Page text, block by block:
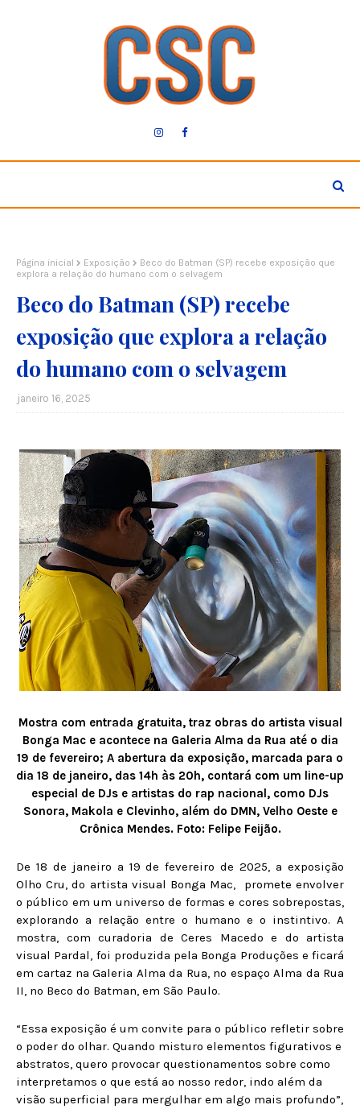
Página inicial Exposição
Beco do Batman (SP) recebe exposição que
explora a relação do humano com o selvagem
Beco do Batman (SP) recebe
exposição que explora a relação
do humano com o selvagem
janeiro 16, 2025
Mostra com entrada gratuita, traz obras do artista visual
Bonga Mac e acontece na Galeria Alma da Rua até o dia
19 de fevereiro; A abertura da exposição, marcada para o
dia 18 de janeiro, das 14h às 20h, contará com um line-up
especial de DJs e artistas do rap nacional, como DJs
Sonora, Makola e Clevinho, além do DMN, Velho Oeste e
Crônica Mendes.Foto: Felipe Feijão.
De 18 de janeiro a 19 de fevereiro de 2025, a exposição
Olho Cru, do artista visual Bonga Mac, promete envolver
o público em um universo de formas e cores sobrepostas,
explorando a relação entre o humano e o instintivo. A
mostra, com curadoria de Ceres Macedo e do artista
visual Pardal, foi produzida pela Bonga Produções e ficará
em cartaz na Galeria Alma da Rua, no espaço Alma da Rua
II, no Beco do Batman, em São Paulo.
“Essa exposição é um convite para o público refletir sobre
o poder do olhar. Quando misturo elementos figurativos e
abstratos, quero provocar questionamentos sobre como
interpretamos o que está ao nosso redor, indo além da
visão superficial para mergulhar em algo mais profundo”,